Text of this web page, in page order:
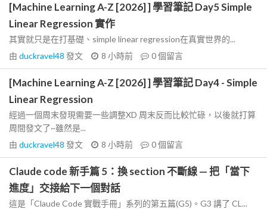
[Machine Learning A-Z [2026] ] 學習筆記 Day5 Simple
Linear Regression 實作
其實就只是在打基礎、simple linear regression在真實世界的...
由 duckravel48 發文 8 小時前 0個留言
[Machine Learning A-Z [2026] ] 學習筆記 Day4 - Simple
Linear Regression
經過一個周末發現需要一些調整XD 周末反而比較忙碌，以後就打算
周間發文了~雖然是...
由 duckravel48 發文 8 小時前 0個留言
Claude code 新手篇 5：換 section 不斷線 — 把「當下
進度」交接給下一個對話
這是「Claude Code 實戰手冊」系列的第五篇(G5)。G3 講了 CL...